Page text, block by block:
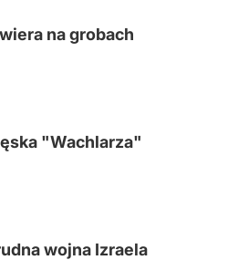
na grobach
"Wachlarza"
wojna Izraela